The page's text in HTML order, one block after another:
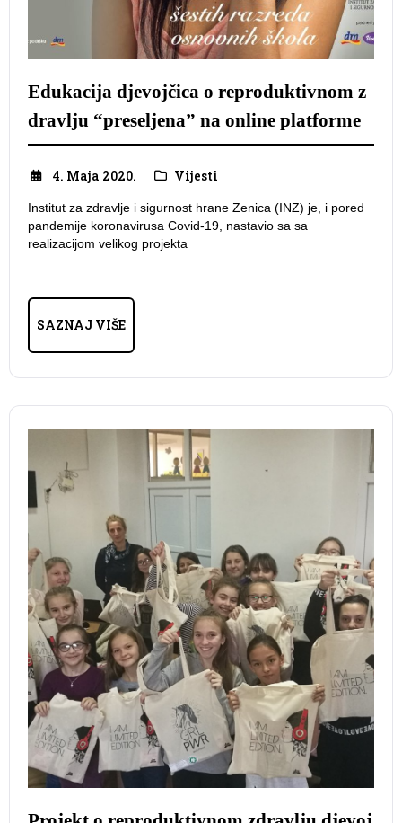
Edukacija djevojčica o reproduktivnom z
dravlju “preseljena” na online platforme
4. Maja 2020. Vijesti
Institut za zdravlje i sigurnost hrane Zenica (INZ) je, i pored
pandemije koronavirusa Covid-19, nastavio sa sa
realizacijom velikog projekta
SAZNAJ VIŠE